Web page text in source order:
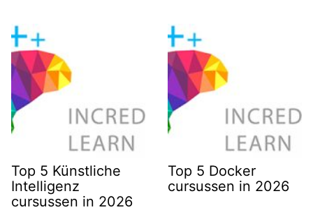
Top 5 Künstliche
Intelligenz
cursussen in 2026
Top 5 Docker
cursussen in 2026